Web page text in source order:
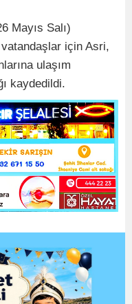
Mayıs Salı)
için Asri,
ulaşım
kaydedildi.